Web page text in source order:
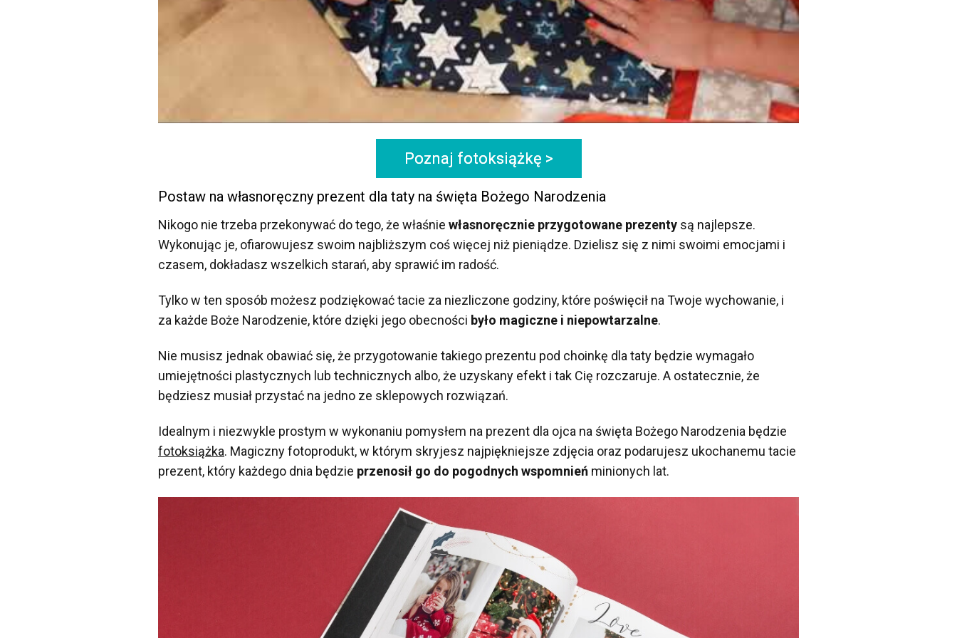
Poznaj fotoksiążkę >
Postaw na własnoręczny prezent dla taty na święta Bożego Narodzenia
Nikogo nie trzeba przekonywać do tego, że właśnie własnoręcznie przygotowane prezenty są najlepsze.
Wykonując je, ofiarowujesz swoim najbliższym coś więcej niż pieniądze. Dzielisz się z nimi swoimi emocjami i
czasem, dokładasz wszelkich starań, aby sprawić im radość.
Tylko w ten sposób możesz podziękować tacie za niezliczone godziny, które poświęcił na Twoje wychowanie, i
za każde Boże Narodzenie, które dzięki jego obecności było magiczne i niepowtarzalne.
Nie musisz jednak obawiać się, że przygotowanie takiego prezentu pod choinkę dla taty będzie wymagało
umiejętności plastycznych lub technicznych albo, że uzyskany efekt i tak Cię rozczaruje. A ostatecznie, że
będziesz musiał przystać na jedno ze sklepowych rozwiązań.
Idealnym i niezwykle prostym w wykonaniu pomysłem na prezent dla ojca na święta Bożego Narodzenia będzie
fotoksiążka. Magiczny fotoprodukt, w którym skryjesz najpiękniejsze zdjęcia oraz podarujesz ukochanemu tacie
prezent, który każdego dnia będzie przenosił go do pogodnych wspomnień minionych lat.